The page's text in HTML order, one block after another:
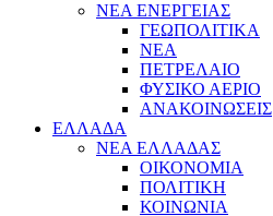
ΝΕΑ ΕΝΕΡΓΕΙΑΣ
ΓΕΩΠΟΛΙΤΙΚΑ
ΝΕΑ
ΠΕΤΡΕΛΑΙΟ
ΦΥΣΙΚΟ ΑΕΡΙΟ
ΑΝΑΚΟΙΝΩΣΕΙΣ
ΕΛΛΑΔΑ
ΝΕΑ ΕΛΛΑΔΑΣ
ΟΙΚΟΝΟΜΙΑ
ΠΟΛΙΤΙΚΗ
ΚΟΙΝΩΝΙΑ